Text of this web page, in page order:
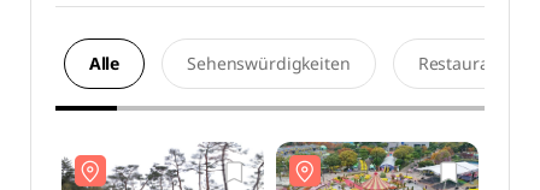
Alle Sehenswürdigkeiten Restaurants